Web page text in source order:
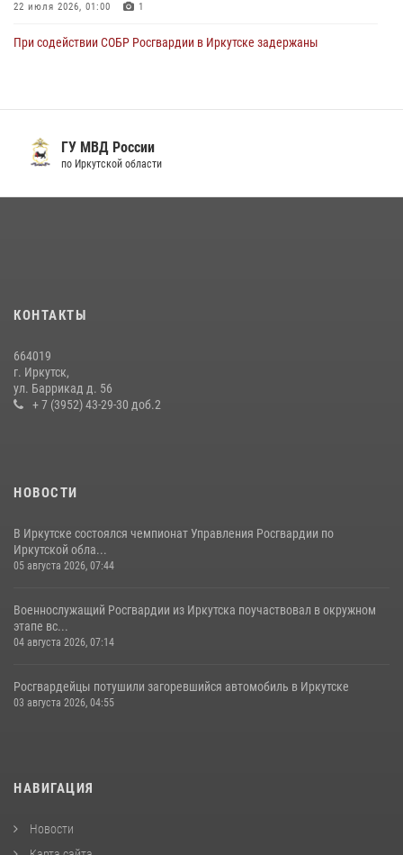
22 июля 2026, 01:00 1
При содействии СОБР Росгвардии в Иркутске задержаны
антитеррористической защищенности для полицейских из Иркутска
14 июля 2026, 08:29
пенсионерку, страдающую потерей памяти
В Иркутске сотрудники вневедомственной охраны Росгвардии
приняли участие в благотворительной акции
ГУ МВД России
по Иркутской области
КОНТАКТЫ
664019
г. Иркутск,
ул. Баррикад д. 56
+ 7 (3952) 43-29-30 доб.2
НОВОСТИ
В Иркутске состоялся чемпионат Управления Росгвардии по
Иркутской обла...
05 августа 2026, 07:44
Военнослужащий Росгвардии из Иркутска поучаствовал в окружном
этапе вс...
04 августа 2026, 07:14
Росгвардейцы потушили загоревшийся автомобиль в Иркутске
03 августа 2026, 04:55
НАВИГАЦИЯ
Новости